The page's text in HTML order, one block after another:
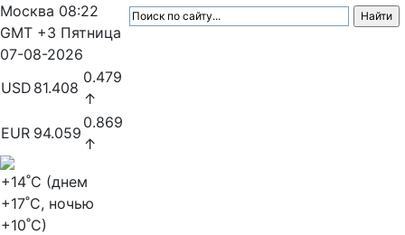
Москва 08:22
GMT +3 Пятница
07-08-2026
USD 81.408
0.479
↑
EUR 94.059
0.869
↑
+14˚C (днем
+17˚C, ночью
+10˚C)